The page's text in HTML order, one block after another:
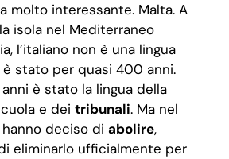
molto interessante. Malta. A
isola nel Mediterraneo
l’italiano non è una lingua
è stato per quasi 400 anni.
è stato la lingua della
e dei tribunali. Ma nel
hanno deciso di abolire,
eliminarlo ufficialmente per